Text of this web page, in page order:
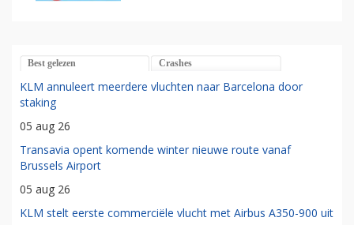
Best gelezen Crashes
KLM annuleert meerdere vluchten naar Barcelona door
staking
05 aug 26
Transavia opent komende winter nieuwe route vanaf
Brussels Airport
05 aug 26
KLM stelt eerste commerciële vlucht met Airbus A350-900 uit